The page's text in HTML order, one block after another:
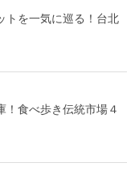
トを一気に巡る！台北
！食べ歩き伝統市場４